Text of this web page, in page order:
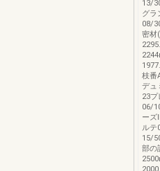
13/
グラ
08/
密材
枝番
デュ
23
06/
ーズ
ル
15/
部の